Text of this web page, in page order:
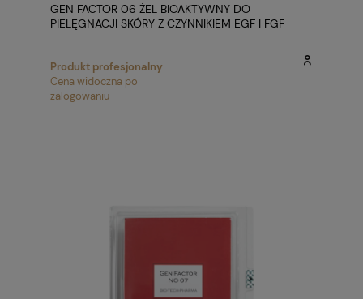
GEN FACTOR 06 ŻEL BIOAKTYWNY DO
PIELĘGNACJI SKÓRY Z CZYNNIKIEM EGF I FGF
Produkt profesjonalny
Cena widoczna po
zalogowaniu